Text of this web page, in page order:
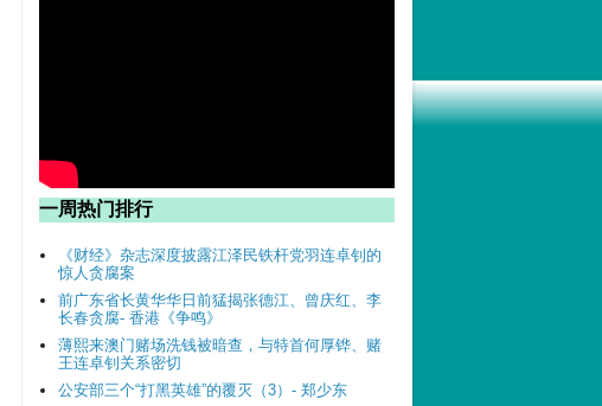
一周热门排行
《财经》杂志深度披露江泽民铁杆党羽连卓钊的
惊人贪腐案
前广东省长黄华华日前猛揭张德江、曾庆红、李
长春贪腐- 香港《争鸣》
薄熙来澳门赌场洗钱被暗查，与特首何厚铧、赌
王连卓钊关系密切
公安部三个“打黑英雄”的覆灭（3）- 郑少东